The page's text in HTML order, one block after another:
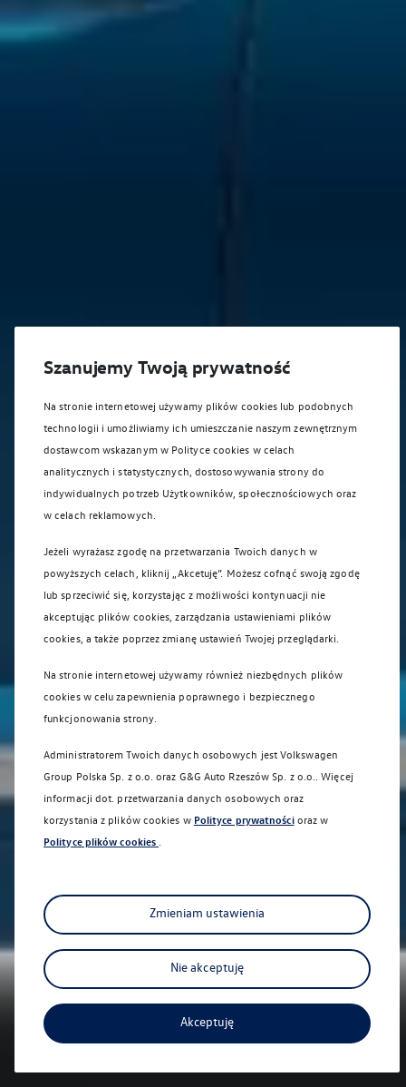
Szanujemy Twoją prywatność
Na stronie internetowej używamy plików cookies lub podobnych
technologii i umożliwiamy ich umieszczanie naszym zewnętrznym
dostawcom wskazanym w Polityce cookies w celach
analitycznych i statystycznych, dostosowywania strony do
indywidualnych potrzeb Użytkowników, społecznościowych oraz
w celach reklamowych.
Jeżeli wyrażasz zgodę na przetwarzania Twoich danych w
powyższych celach, kliknij „Akcetuję”. Możesz cofnąć swoją zgodę
lub sprzeciwić się, korzystając z możliwości kontynuacji nie
akceptując plików cookies, zarządzania ustawieniami plików
cookies, a także poprzez zmianę ustawień Twojej przeglądarki.
Na stronie internetowej używamy również niezbędnych plików
cookies w celu zapewnienia poprawnego i bezpiecznego
funkcjonowania strony.
Administratorem Twoich danych osobowych jest Volkswagen
Group Polska Sp. z o.o. oraz G&G Auto Rzeszów Sp. z o.o.
. Więcej
informacji dot. przetwarzania danych osobowych oraz
korzystania z plików cookies w Polityce prywatnościoraz w
Polityce plików cookies
Zmieniam ustawienia
Nie akceptuję
Akceptuję